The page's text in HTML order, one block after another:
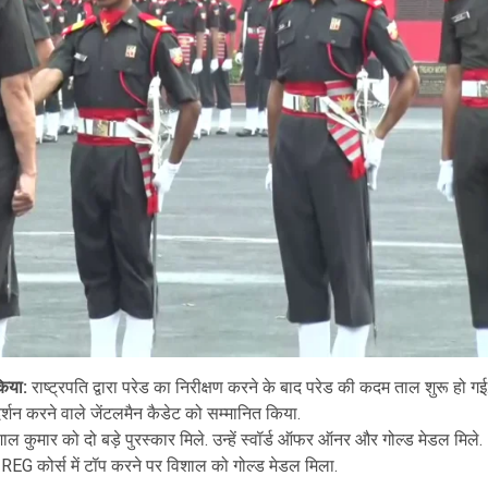
राष्ट्रपति द्वारा परेड का निरीक्षण करने के बाद परेड की कदम ताल शुरू हो
करने वाले जेंटलमैन कैडेट को सम्मानित किया.
कुमार को दो बड़े पुरस्कार मिले. उन्हें स्वॉर्ड ऑफर ऑनर और गोल्ड मेडल मिले.
कोर्स में टॉप करने पर विशाल को गोल्ड मेडल मिला.